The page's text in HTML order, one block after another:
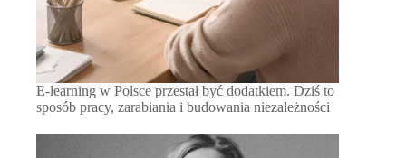
E-learning w Polsce przestał być dodatkiem. Dziś to
sposób pracy, zarabiania i budowania niezależności